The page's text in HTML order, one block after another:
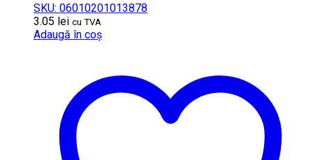
SKU: 06010201013878
3.05 lei cu TVA
Adaugă în coș